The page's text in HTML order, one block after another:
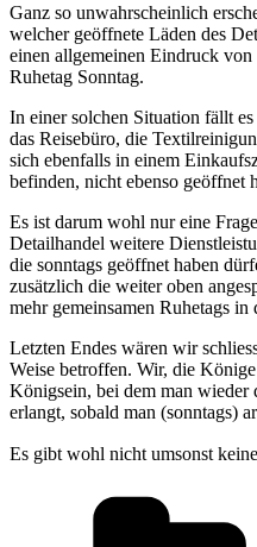
Ganz so unwahrscheinlich
welcher geöffnete Läden des
einen allgemeinen Eindruck
Ruhetag Sonntag.
In einer solchen Situation fällt
das Reisebüro, die
sich ebenfalls in einem
befinden, nicht ebenso geöffnet
Es ist darum wohl nur eine
Detailhandel weitere
die sonntags geöffnet haben
zusätzlich die weiter oben
mehr gemeinsamen Ruhetags
Letzten Endes wären wir
Weise betroffen. Wir, die
Königsein, bei dem man wieder
erlangt, sobald man (sonntags)
Es gibt wohl nicht umsonst